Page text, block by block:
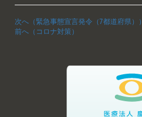
次へ（緊急事態宣言発令（7都道府県））
前へ（コロナ対策）